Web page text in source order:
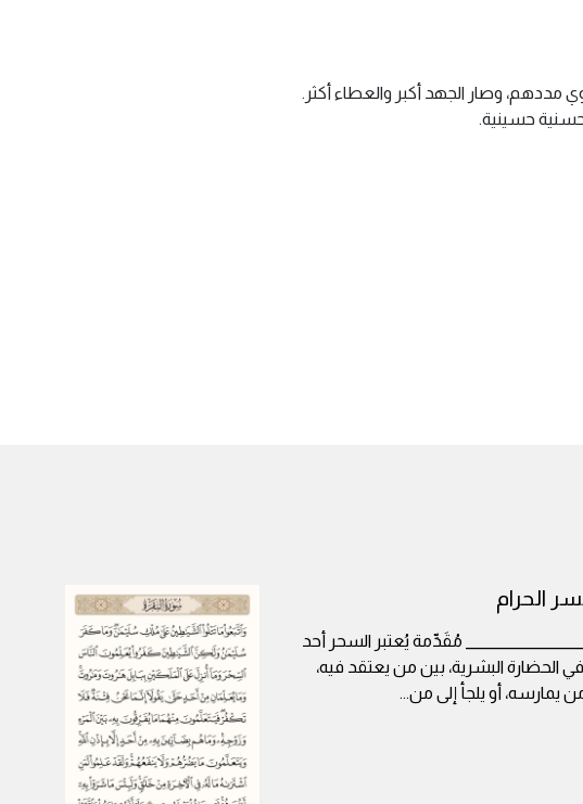
مددهم، وصار الجهد أكبر والعطاء أكثر.
حسينية.
الحرام
مُقَدِّمة يُعتبر السحر أحد
الحضارة البشرية، بين من يعتقد فيه،
يمارسه، أو يلجأ إلى من...